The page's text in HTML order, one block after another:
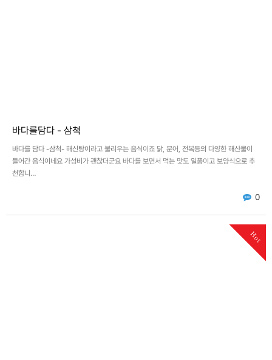
바다를담다 - 삼척
바다를 담다 -삼척- 해신탕이라고 불리우는 음식이죠 닭, 문어, 전복등의 다양한 해산물이
들어간 음식이네요 가성비가 괜찮더군요 바다를 보면서 먹는 맛도 일품이고 보양식으로 추
천합니…
0
Hot